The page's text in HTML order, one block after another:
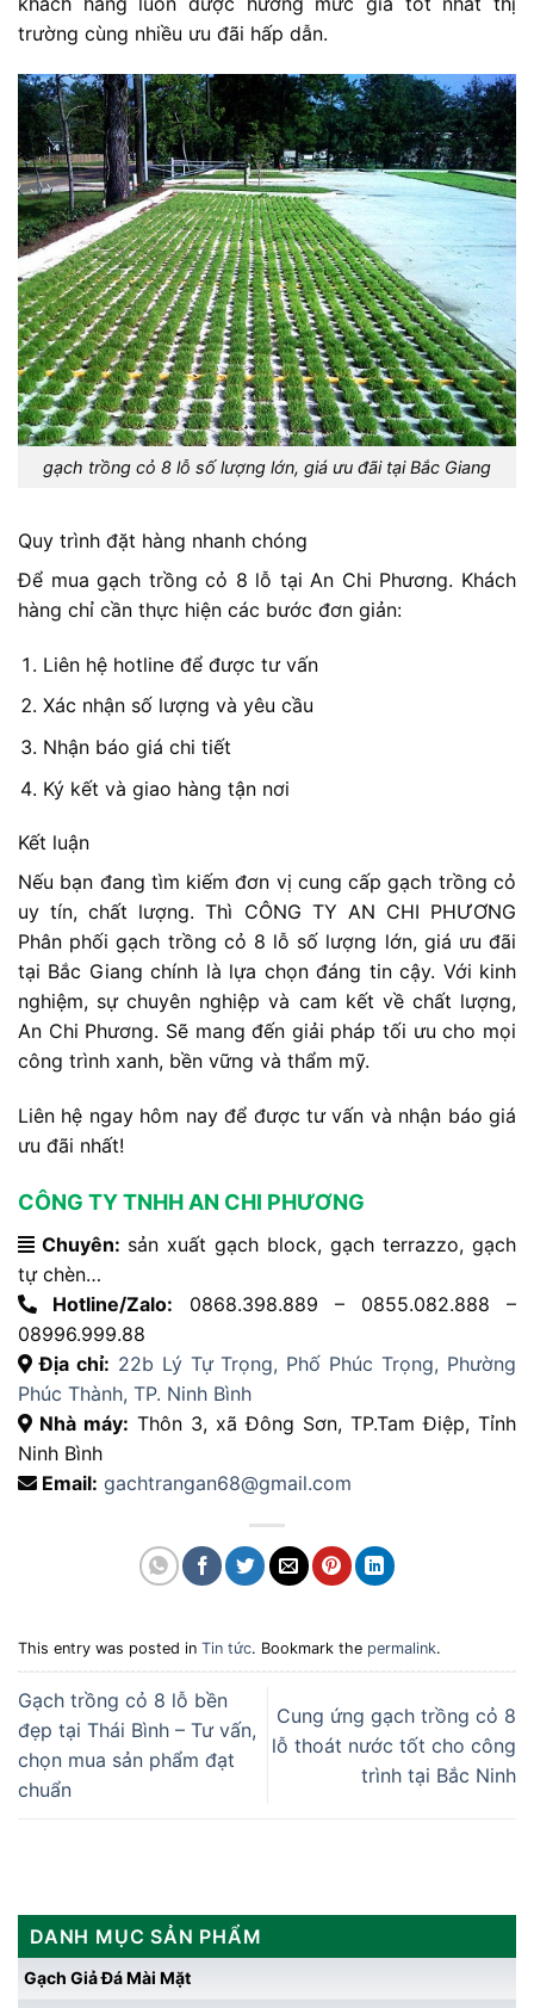
trường cùng nhiều ưu đãi hấp dẫn.
gạch trồng cỏ 8 lỗ số lượng lớn, giá ưu đãi tại Bắc Giang
Quy trình đặt hàng nhanh chóng
Để mua gạch trồng cỏ 8 lỗ tại An Chi Phương. Khách
hàng chỉ cần thực hiện các bước đơn giản:
Liên hệ hotline để được tư vấn
Xác nhận số lượng và yêu cầu
Nhận báo giá chi tiết
Ký kết và giao hàng tận nơi
Kết luận
Nếu bạn đang tìm kiếm đơn vị cung cấp gạch trồng cỏ
uy tín, chất lượng. Thì CÔNG TY AN CHI PHƯƠNG
Phân phối gạch trồng cỏ 8 lỗ số lượng lớn, giá ưu đãi
tại Bắc Giang chính là lựa chọn đáng tin cậy. Với kinh
nghiệm, sự chuyên nghiệp và cam kết về chất lượng,
An Chi Phương. Sẽ mang đến giải pháp tối ưu cho mọi
công trình xanh, bền vững và thẩm mỹ.
Liên hệ ngay hôm nay để được tư vấn và nhận báo giá
ưu đãi nhất!
CÔNG TY TNHH AN CHI PHƯƠNG
Chuyên: sản xuất gạch block, gạch terrazzo, gạch
tự chèn…
Hotline/Zalo: 0868.398.889 – 0855.082.888 –
08996.999.88
Địa chỉ: 22b Lý Tự Trọng, Phố Phúc Trọng, Phường
Phúc Thành, TP. Ninh Bình
Nhà máy: Thôn 3, xã Đông Sơn, TP.Tam Điệp, Tỉnh
Ninh Bình
Email: gachtrangan68@gmail.com
This entry was posted in Tin tức. Bookmark the permalink.
Gạch trồng cỏ 8 lỗ bền
đẹp tại Thái Bình – Tư vấn,
chọn mua sản phẩm đạt
chuẩn
Cung ứng gạch trồng cỏ 8
lỗ thoát nước tốt cho công
trình tại Bắc Ninh
DANH MỤC SẢN PHẨM
Gạch Giả Đá Mài Mặt